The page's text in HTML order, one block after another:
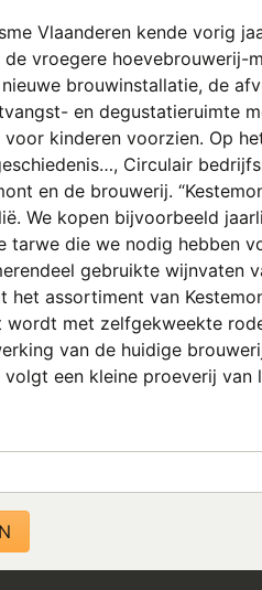
Vlaanderen kende vorig
vroegere hoevebrouwerij-
brouwinstallatie, de
en degustatieruimte
kinderen voorzien. Op
Circulair
en de brouwerij.
We kopen bijvoorbeeld
tarwe die we nodig hebben
gebruikte wijnvaten
het assortiment van
wordt met zelfgekweekte
van de huidige
een kleine proeverij